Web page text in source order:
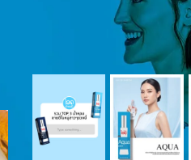
OUR INSTAGRAM